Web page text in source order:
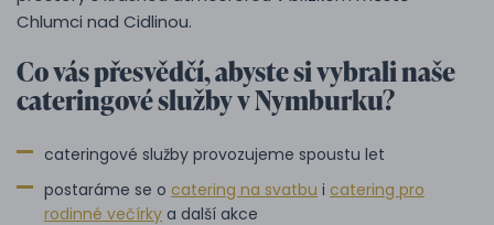
Chlumci nad Cidlinou.
Co vás přesvědčí, abyste si vybrali naše
cateringové služby v Nymburku?
cateringové služby provozujeme spoustu let
postaráme se o catering na svatbu i catering pro
rodinné večírky a další akce